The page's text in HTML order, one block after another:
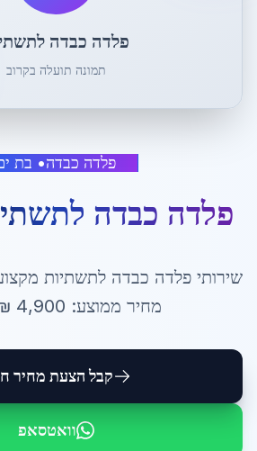
פלדה כבדה• בת
פלדה כבדה
שירותיפלדה כבדה לתשתיות
מחיר ממוצע: 4,900
קבל הצעת מחיר
וואטסאפ
פלדה כבדה
תמונה תועלה בקרוב